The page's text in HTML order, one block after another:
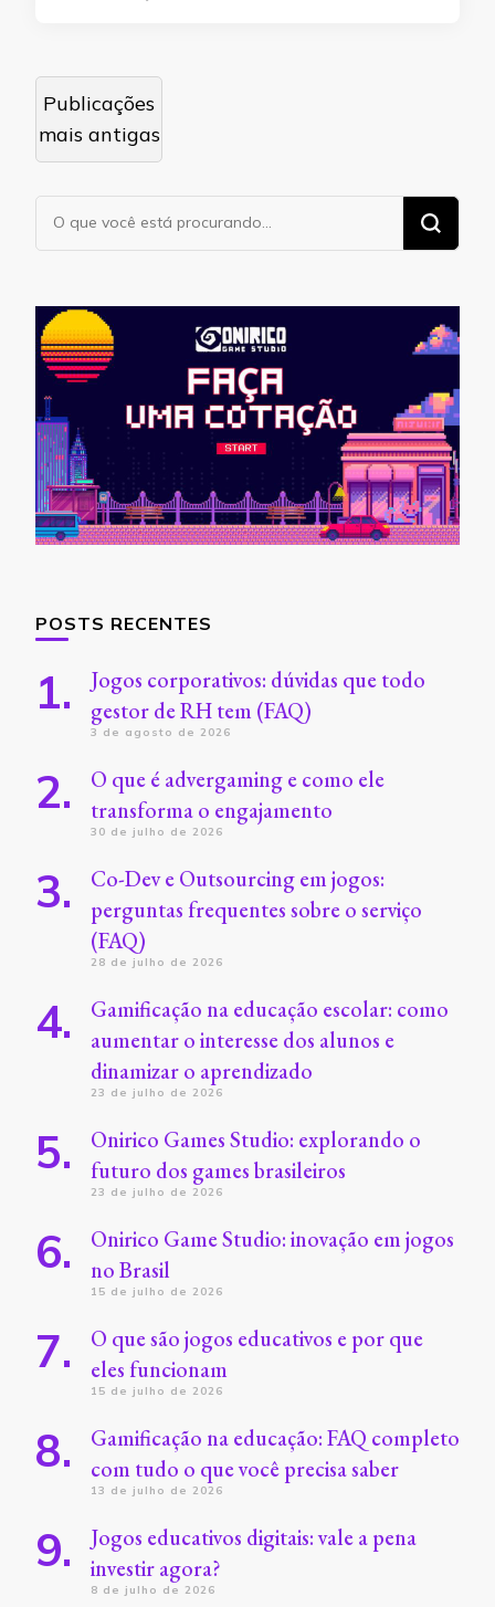
Navegação
por
posts
Publicações
mais antigas
Procurando
algo?
POSTS RECENTES
Jogos corporativos: dúvidas que todo
gestor de RH tem (FAQ)
3 de agosto de 2026
O que é advergaming e como ele
transforma o engajamento
30 de julho de 2026
Co-Dev e Outsourcing em jogos:
perguntas frequentes sobre o serviço
(FAQ)
28 de julho de 2026
Gamificação na educação escolar: como
aumentar o interesse dos alunos e
dinamizar o aprendizado
23 de julho de 2026
Onirico Games Studio: explorando o
futuro dos games brasileiros
23 de julho de 2026
Onirico Game Studio: inovação em jogos
no Brasil
15 de julho de 2026
O que são jogos educativos e por que
eles funcionam
15 de julho de 2026
Gamificação na educação: FAQ completo
com tudo o que você precisa saber
13 de julho de 2026
Jogos educativos digitais: vale a pena
investir agora?
8 de julho de 2026